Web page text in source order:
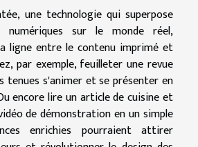
une technologie qui superpose
numériques sur le monde réel,
ligne entre le contenu imprimé et
par exemple, feuilleter une revue
tenues s'animer et se présenter en
encore lire un article de cuisine et
de démonstration en un simple
enrichies pourraient attirer